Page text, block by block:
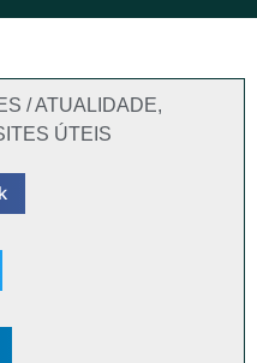
/ ATUALIDADE,
ÚTEIS